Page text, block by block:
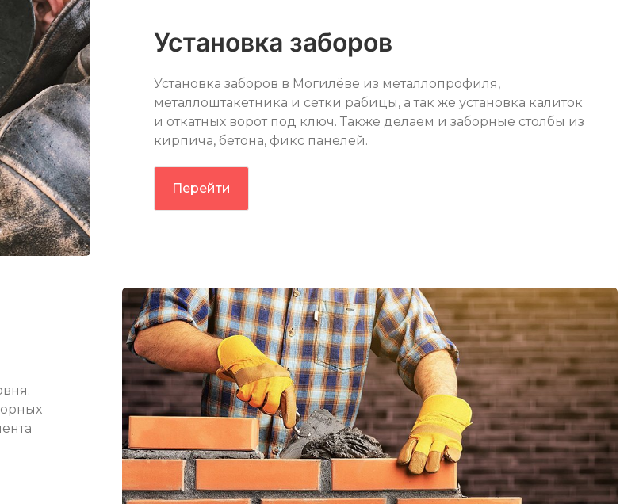
Установка заборов
Установка заборов в Могилёве из металлопрофиля,
металлоштакетника и сетки рабицы, а так же установка калиток
и откатных ворот под ключ. Также делаем и заборные столбы из
кирпича, бетона, фикс панелей.
Перейти